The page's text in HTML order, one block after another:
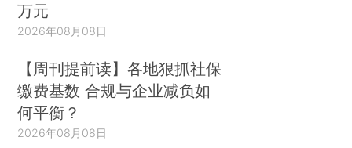
万元
2026年08月08日
【周刊提前读】各地狠抓社保
缴费基数 合规与企业减负如
何平衡？
2026年08月08日